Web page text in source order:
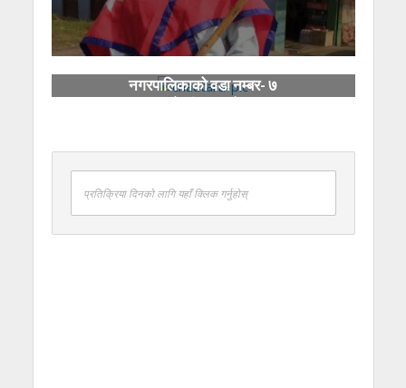
नगरपालिकाको वडा नम्बर- ७
प्रतिक्रिया दिनको लागि यहाँ क्लिक गर्नुहोस्